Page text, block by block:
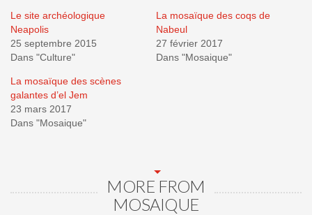
Le site archéologique
Neapolis
25 septembre 2015
Dans "Culture"
La mosaïque des coqs de
Nabeul
27 février 2017
Dans "Mosaique"
La mosaïque des scènes
galantes d’el Jem
23 mars 2017
Dans "Mosaique"
MORE FROM
MOSAIQUE